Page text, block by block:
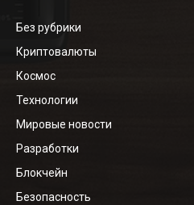
Без рубрики
Криптовалюты
Космос
Технологии
Мировые новости
Разработки
Блокчейн
Безопасность